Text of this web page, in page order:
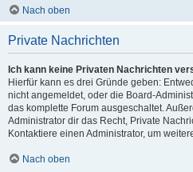
Nach oben
Private Nachrichten
Ich kann keine Privaten Nachrichten
Hierfür kann es drei Gründe geben:
nicht angemeldet, oder die Board-
das komplette Forum ausgeschaltet.
Administrator dir das Recht, Private
Kontaktiere einen Administrator, um
Nach oben